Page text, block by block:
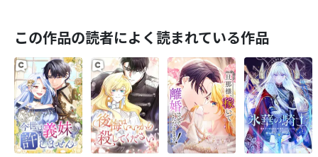
この作品の読者によく読まれている作品